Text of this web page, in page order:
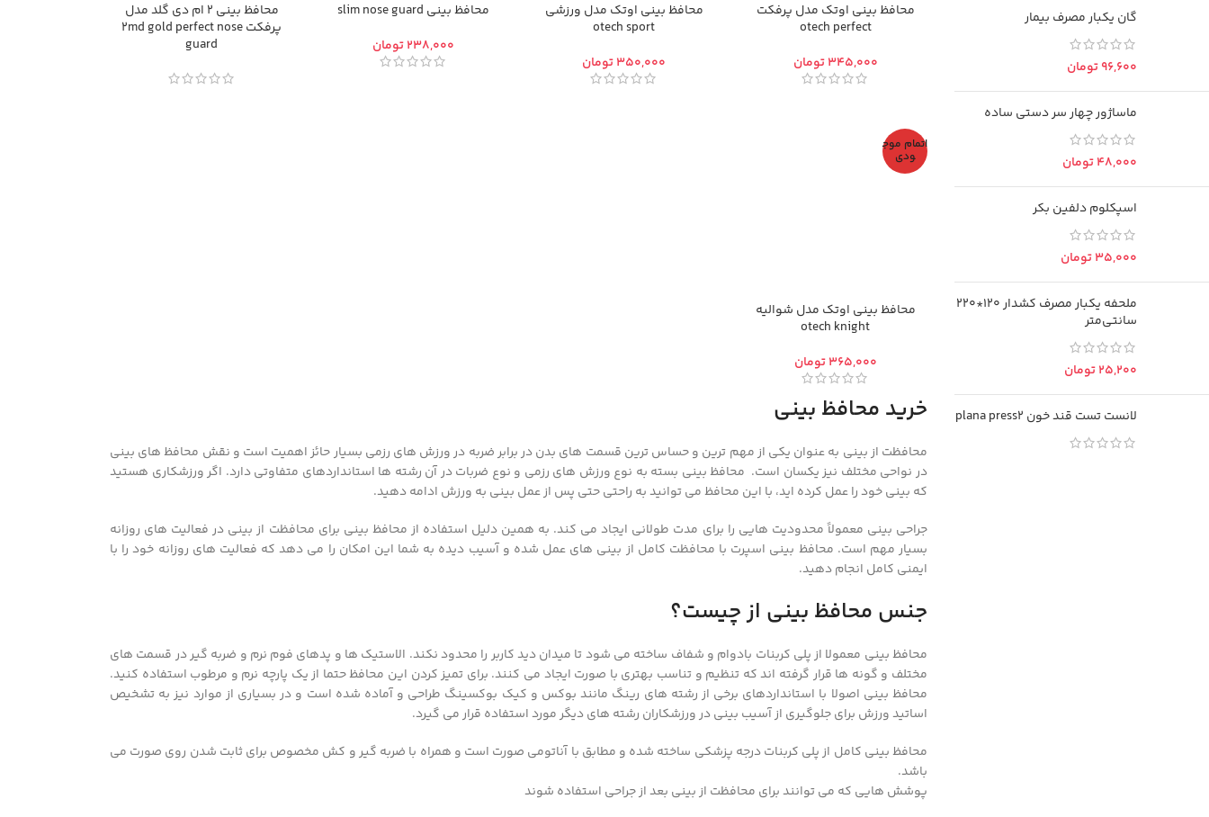
گان یکبار مصرف بیمار
تومان
ماساژور چهار سر دستی ساده
تومان
اسپکلوم دلفین بکر
تومان
ملحفه یکبار مصرف کشدار 120*220
سانتی‌متر
تومان
لانست تست قند خون plana press2
محافظ بینی اوتک مدل پرفکت
otech perfect
تومان
محافظ بینی اوتک مدل ورزشی
otech sport
تومان
محافظ بینی slim nose guard
تومان
محافظ بینی 2 ام دی گلد مدل
پرفکت 2md gold perfect nose
guard
اتمام موج
ودی
محافظ بینی اوتک مدل شوالیه
otech knight
تومان
خرید محافظ بینی
محافظت از بینی به عنوان یکی از مهم ترین و حساس ترین قسمت های بدن در برابر ضربه در ورزش های رزمی بسیار حائز اهمیت است و نقش محافظ های بینی
در نواحی مختلف نیز یکسان است. محافظ بینی بسته به نوع ورزش های رزمی و نوع ضربات در آن رشته ها استانداردهای متفاوتی دارد. اگر ورزشکاری هستید
که بینی خود را عمل کرده اید، با این محافظ می توانید به راحتی حتی پس از عمل بینی به ورزش ادامه دهید.
جراحی بینی معمولاً محدودیت هایی را برای مدت طولانی ایجاد می کند. به همین دلیل استفاده از محافظ بینی برای محافظت از بینی در فعالیت های روزانه
بسیار مهم است. محافظ بینی اسپرت با محافظت کامل از بینی های عمل شده و آسیب دیده به شما این امکان را می دهد که فعالیت های روزانه خود را با
ایمنی کامل انجام دهید.
جنس محافظ بینی از چیست؟
محافظ بینی معمولا از پلی کربنات بادوام و شفاف ساخته می شود تا میدان دید کاربر را محدود نکند. الاستیک ها و پدهای فوم نرم و ضربه گیر در قسمت های
مختلف و گونه ها قرار گرفته اند که تنظیم و تناسب بهتری با صورت ایجاد می کنند. برای تمیز کردن این محافظ حتما از یک پارچه نرم و مرطوب استفاده کنید.
محافظ بینی اصولا با استانداردهای برخی از رشته های رینگ مانند بوکس و کیک بوکسینگ طراحی و آماده شده است و در بسیاری از موارد نیز به تشخیص
اساتید ورزش برای جلوگیری از آسیب بینی در ورزشکاران رشته های دیگر مورد استفاده قرار می گیرد.
محافظ بینی کامل از پلی کربنات درجه پزشکی ساخته شده و مطابق با آناتومی صورت است و همراه با ضربه گیر و کش مخصوص برای ثابت شدن روی صورت می
باشد.
پوشش هایی که می توانند برای محافظت از بینی بعد از جراحی استفاده شوند